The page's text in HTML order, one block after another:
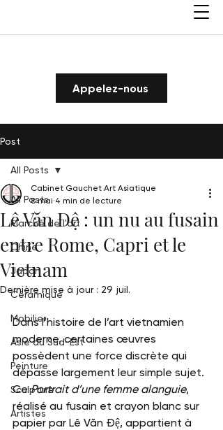
Appelez-nous
Post
All Posts
Marché de l'art
Chine
Japon
Céramique
Mobilier
Asie du Sud-Est
Peinture
Sculpture
Artistes
All Posts
Lê Văn Đệ : un nu au fusain
entre Rome, Capri et le
Vietnam
Cabinet Gauchet Art Asiatique
8 mai 4 min de lecture
Dernière mise à jour : 29 juil.
Dans l’histoire de l’art vietnamien
moderne, certaines œuvres
possèdent une force discrète qui
dépasse largement leur simple sujet.
Ce Portrait d’une femme alanguie,
réalisé au fusain et crayon blanc sur
papier par Lê Văn Đệ, appartient à